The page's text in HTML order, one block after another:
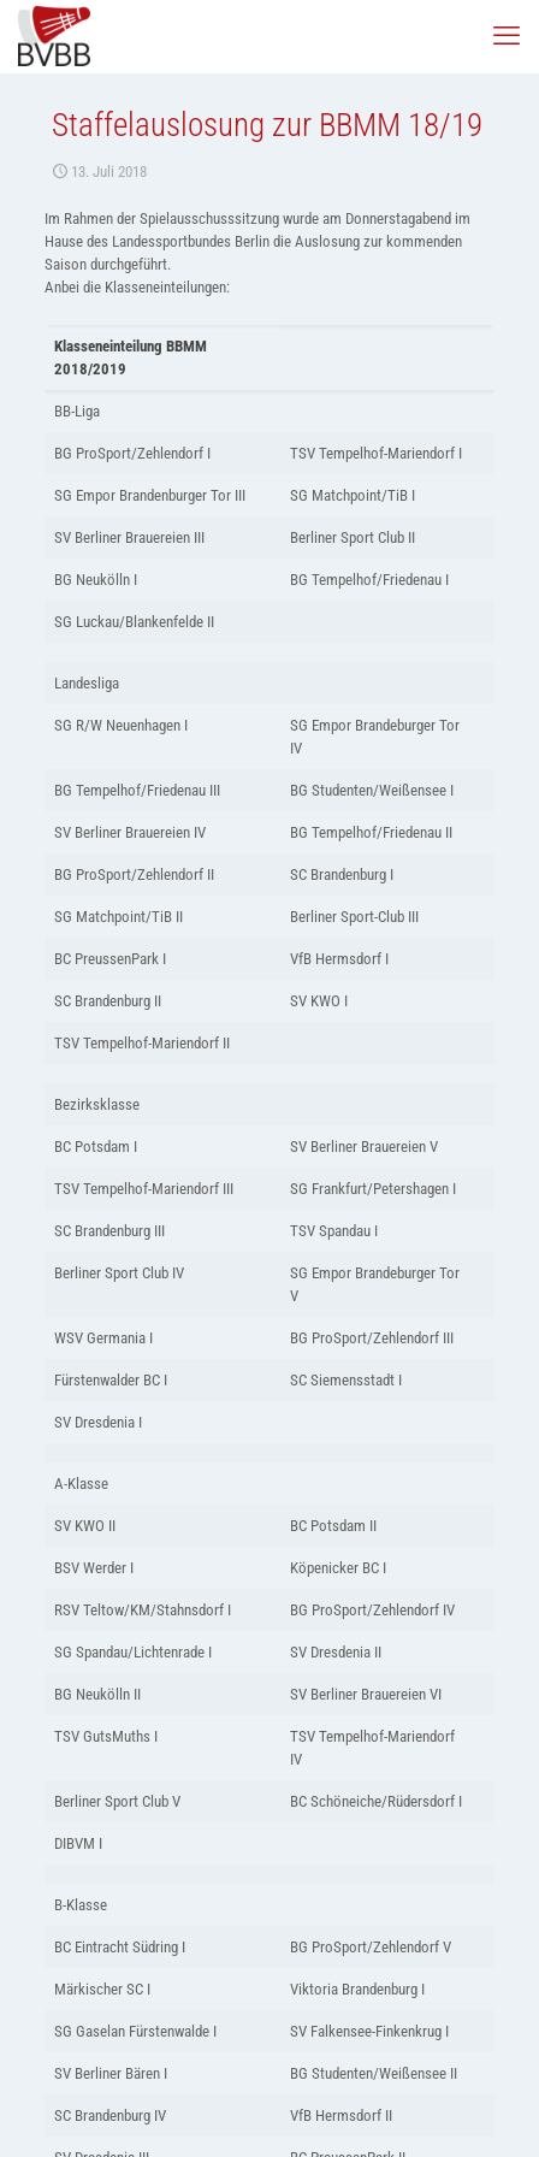
Staffelauslosung zur BBMM 18/19
13. Juli 2018
Im Rahmen der Spielausschusssitzung wurde am Donnerstagabend im
Hause des Landessportbundes Berlin die Auslosung zur kommenden
Saison durchgeführt.
Anbei die Klasseneinteilungen:
Klasseneinteilung BBMM
2018/2019
BB-Liga
BG ProSport/Zehlendorf I TSV Tempelhof-Mariendorf I
SG Empor Brandenburger Tor III SG Matchpoint/TiB I
SV Berliner Brauereien III Berliner Sport Club II
BG Neukölln I BG Tempelhof/Friedenau I
SG Luckau/Blankenfelde II
Landesliga
SG R/W Neuenhagen I
SG Empor Brandeburger Tor
IV
BG Tempelhof/Friedenau III BG Studenten/Weißensee I
SV Berliner Brauereien IV BG Tempelhof/Friedenau II
BG ProSport/Zehlendorf II SC Brandenburg I
SG Matchpoint/TiB II Berliner Sport-Club III
BC PreussenPark I VfB Hermsdorf I
SC Brandenburg II SV KWO I
TSV Tempelhof-Mariendorf II
Bezirksklasse
BC Potsdam I SV Berliner Brauereien V
TSV Tempelhof-Mariendorf III SG Frankfurt/Petershagen I
SC Brandenburg III TSV Spandau I
Berliner Sport Club IV
SG Empor Brandeburger Tor
V
WSV Germania I BG ProSport/Zehlendorf III
Fürstenwalder BC I SC Siemensstadt I
SV Dresdenia I
A-Klasse
SV KWO II BC Potsdam II
BSV Werder I Köpenicker BC I
RSV Teltow/KM/Stahnsdorf I BG ProSport/Zehlendorf IV
SG Spandau/Lichtenrade I SV Dresdenia II
BG Neukölln II SV Berliner Brauereien VI
TSV GutsMuths I
TSV Tempelhof-Mariendorf
IV
Berliner Sport Club V BC Schöneiche/Rüdersdorf I
DIBVM I
B-Klasse
BC Eintracht Südring I BG ProSport/Zehlendorf V
Märkischer SC I Viktoria Brandenburg I
SG Gaselan Fürstenwalde I SV Falkensee-Finkenkrug I
SV Berliner Bären I BG Studenten/Weißensee II
SC Brandenburg IV VfB Hermsdorf II